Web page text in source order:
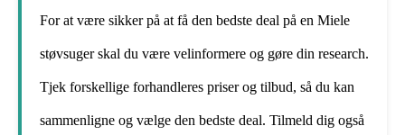
For at være sikker på at få den bedste deal på en Miele
støvsuger skal du være velinformere og gøre din research.
Tjek forskellige forhandleres priser og tilbud, så du kan
sammenligne og vælge den bedste deal. Tilmeld dig også